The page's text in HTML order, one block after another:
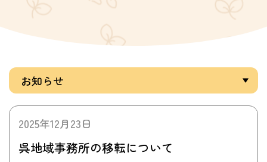
2025年12月23日
呉地域事務所の移転について